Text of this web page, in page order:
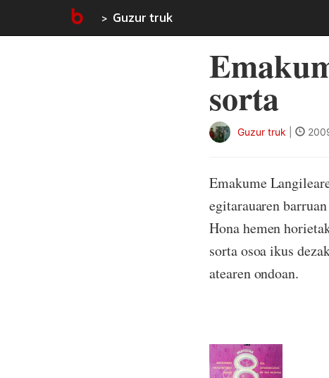
Guzur truk
sorta
Guzur truk
Emakume
egitarauaren
Hona hemen
sorta osoa ikus
atearen ondoan.